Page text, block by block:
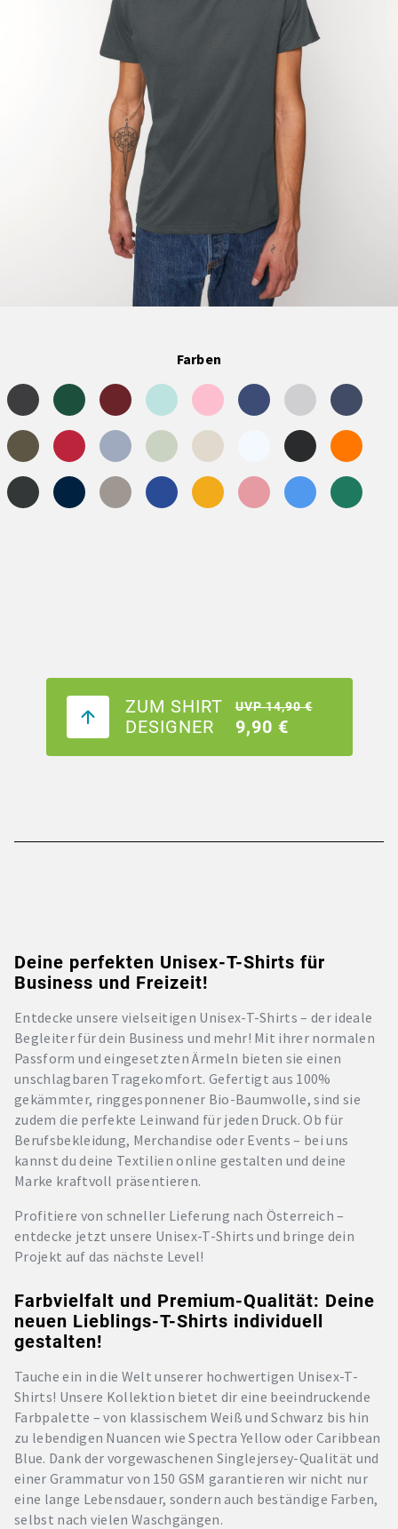
Farben
ZUM SHIRT
DESIGNER
UVP 14,90 €
9,90 €
Deine perfekten Unisex-T-Shirts für
Business und Freizeit!
Entdecke unsere vielseitigen Unisex-T-Shirts – der ideale
Begleiter für dein Business und mehr! Mit ihrer normalen
Passform und eingesetzten Ärmeln bieten sie einen
unschlagbaren Tragekomfort. Gefertigt aus 100%
gekämmter, ringgesponnener Bio-Baumwolle, sind sie
zudem die perfekte Leinwand für jeden Druck. Ob für
Berufsbekleidung, Merchandise oder Events – bei uns
kannst du deine Textilien online gestalten und deine
Marke kraftvoll präsentieren.
Profitiere von schneller Lieferung nach Österreich –
entdecke jetzt unsere Unisex-T-Shirts und bringe dein
Projekt auf das nächste Level!
Farbvielfalt und Premium-Qualität: Deine
neuen Lieblings-T-Shirts individuell
gestalten!
Tauche ein in die Welt unserer hochwertigen Unisex-T-
Shirts! Unsere Kollektion bietet dir eine beeindruckende
Farbpalette – von klassischem Weiß und Schwarz bis hin
zu lebendigen Nuancen wie Spectra Yellow oder Caribbean
Blue. Dank der vorgewaschenen Singlejersey-Qualität und
einer Grammatur von 150 GSM garantieren wir nicht nur
eine lange Lebensdauer, sondern auch beständige Farben,
selbst nach vielen Waschgängen.